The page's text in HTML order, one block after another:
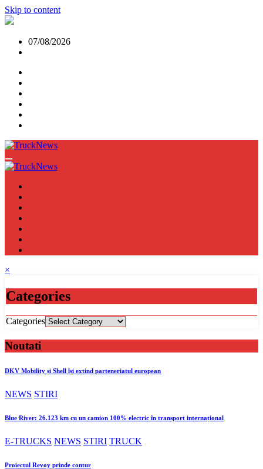
Skip to content
07/08/2026
×
Categories
Categories
Noutati
DKV Mobility și Shell își extind parteneriatul european
NEWS STIRI
Blue River: 26.123 km cu un camion 100% electric în transport internațional
E-TRUCKS NEWS STIRI TRUCK
Proiectul Revoy prinde contur